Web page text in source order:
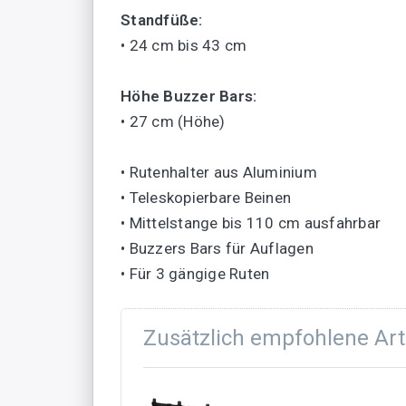
Standfüße:
• 24 cm bis 43 cm
Höhe Buzzer Bars:
• 27 cm (Höhe)
• Rutenhalter aus Aluminium
• Teleskopierbare Beinen
• Mittelstange bis 110 cm ausfahrbar
• Buzzers Bars für Auflagen
• Für 3 gängige Ruten
Zusätzlich empfohlene